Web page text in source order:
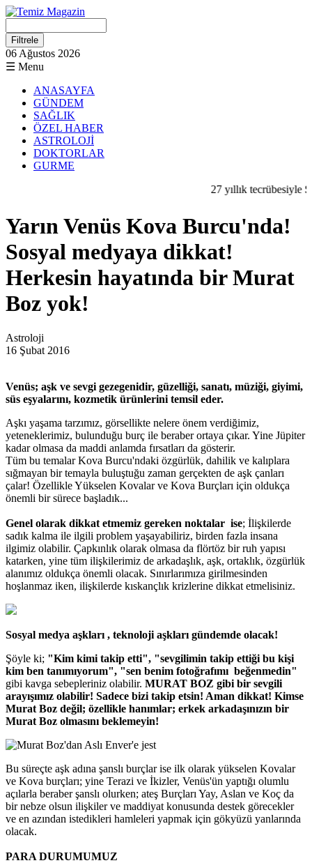
06 Ağustos 2026
☰ Menu
ANASAYFA
GÜNDEM
SAĞLIK
ÖZEL HABER
ASTROLOJİ
DOKTORLAR
GURME
27 yıllık tecrübesiyle
Yarın Venüs Kova Burcu'nda!
Sosyal medyaya dikkat!
Herkesin hayatında bir Murat
Boz yok!
Astroloji
16 Şubat 2016
Venüs; aşk ve sevgi gezegenidir, güzelliği, sanatı, müziği, giyimi,
süs eşyalarını, kozmetik ürünlerini temsil eder.
Aşkı yaşama tarzımız, görsellikte nelere önem verdiğimiz,
yeteneklerimiz, bulunduğu burç ile beraber ortaya çıkar. Yine Jüpiter
kadar olmasa da maddi anlamda fırsatları da gösterir.
Tüm bu temalar Kova Burcu'ndaki özgürlük, dahilik ve kalıplara
sığmayan bir temayla buluştuğu zaman gerçekten de aşk çanları
çalar! Özellikle Yükselen Kovalar ve Kova Burçları için oldukça
önemli bir sürece başladık...
Genel olarak dikkat etmemiz gereken noktalar ise; İlişkilerde
sadık kalma ile ilgili problem yaşayabiliriz, birden fazla insana
ilgimiz olabilir. Çapkınlık olarak olmasa da flörtöz bir ruh yapısı
katarken, yine tüm ilişkilerimiz de arkadaşlık, aşk, ortaklık, özgürlük
alanımız oldukça önemli olacak. Sınırlarımıza girilmesinden
hoşlanmaz iken, ilişkilerde kıskançlık krizlerine dikkat etmelisiniz.
Sosyal medya aşkları , teknoloji aşkları gündemde olacak!
Şöyle ki; "Kim kimi takip etti", "sevgilimin takip ettiği bu kişi
kim ben tanımıyorum", "sen benim fotoğrafımı beğenmedin"
gibi kavga sebepleriniz olabilir. MURAT BOZ gibi bir sevgili
arayışımız olabilir! Sadece bizi takip etsin! Aman dikkat! Kimse
Murat Boz değil; özellikle hanımlar; erkek arkadaşınızın bir
Murat Boz olmasını beklemeyin!
Bu süreçte aşk adına şanslı burçlar ise ilk olarak yükselen Kovalar
ve Kova burçları; yine Terazi ve İkizler, Venüs'ün yaptığı olumlu
açılarla beraber şanslı olurken; ateş Burçları Yay, Aslan ve Koç da
bir nebze olsun ilişkiler ve maddiyat konusunda destek görecekler
ve en azından istedikleri hamleleri yapmak için gökyüzü yanlarında
olacak.
PARA DURUMUMUZ